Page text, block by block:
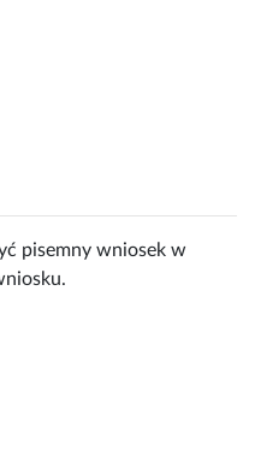
pisemny wniosek w